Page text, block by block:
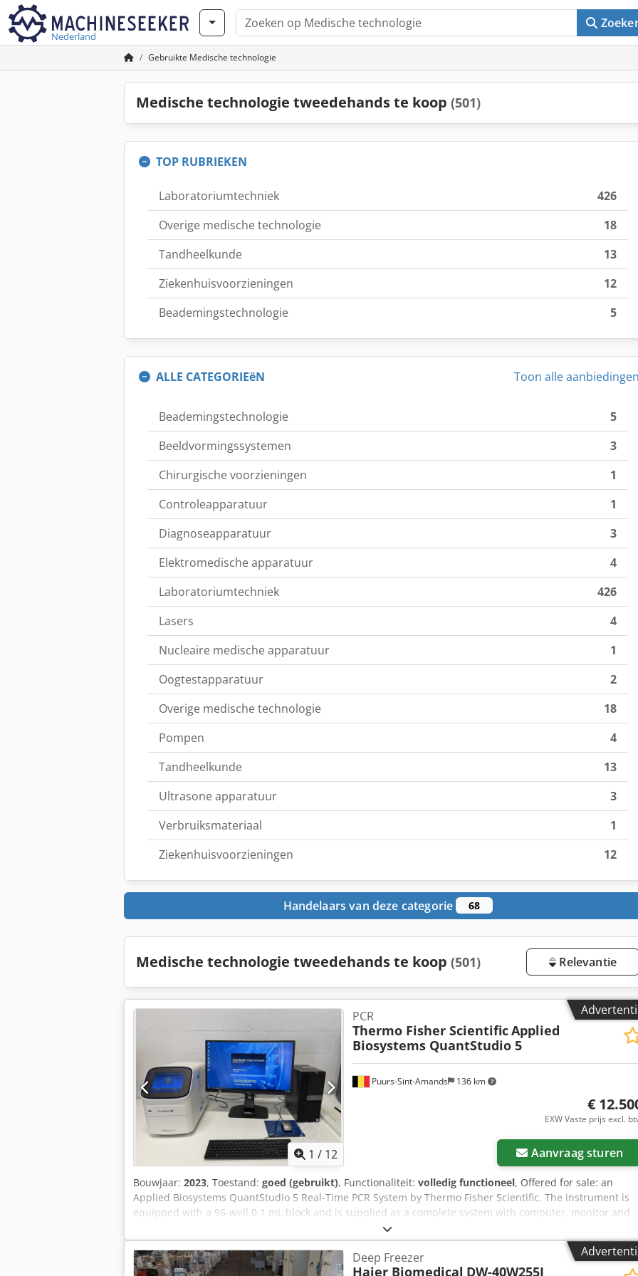
Nederland
Gebruikte Medische technologie
Medische technologie tweedehands te koop (501)
TOP RUBRIEKEN
Laboratoriumtechniek
426
Overige medische technologie
18
Tandheelkunde
13
Ziekenhuisvoorzieningen
12
Beademingstechnologie
5
ALLE CATEGORIEëN Toon alle
Beademingstechnologie
5
Beeldvormingssystemen
3
Chirurgische voorzieningen
1
Controleapparatuur
1
Diagnoseapparatuur
3
Elektromedische apparatuur
4
Laboratoriumtechniek
426
Lasers
4
Nucleaire medische apparatuur
1
Oogtestapparatuur
2
Overige medische technologie
18
Pompen
4
Tandheelkunde
13
Ultrasone apparatuur
3
Verbruiks­materiaal
1
Ziekenhuisvoorzieningen
12
Handelaars van deze categorie 68
Medische technologie tweedehands te koop (501) Relevantie
1 / 12
Puurs-Sint-Amands 136 km
PCR
Thermo Fisher ScientificApplied
Biosystems QuantStudio 5
€
EXW Vaste prijs excl.
Aanvraag sturen
Bouwjaar: 2023, Toestand: goed (gebruikt), Functionaliteit: volledig functioneel, Offered for sale: an
Applied Biosystems QuantStudio 5 Real-Time PCR System by Thermo Fisher Scientific. The instrument is
equipped with a 96-well 0.1 mL block and is supplied as a complete system with computer, monitor and
operating accessories. The system is a recent model, is in very good condition and includes the original
QuantStudio Design & Analysis Software. It powers up correctly and is available for inspection and live
demonstration at our facility. Specifications Dcodpozr Nr Refx Alfjk Manufacturer: Applied Biosystems /
Thermo Fisher Scientific Model: QuantStudio 5 Real-Time PCR Instrument Reference number: A28133
Deep Freezer
Haier Biomedical DW-40W255J